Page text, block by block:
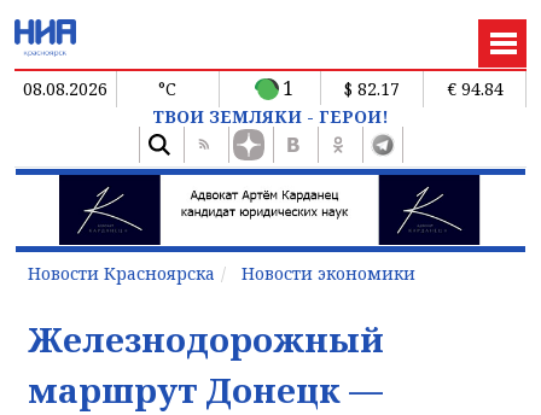
08.08.2026 °C 1 $ 82.17
€ 94.84
ТВОИ ЗЕМЛЯКИ - ГЕРОИ!
Новости Красноярска Новости экономики
Железнодорожный
маршрут Донецк —